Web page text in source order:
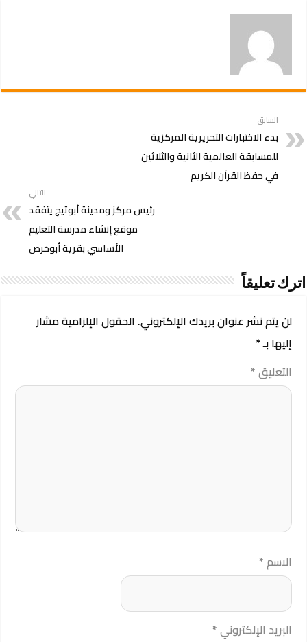
السابق
بدء الاختبارات التحريرية المركزية
للمسابقة العالمية الثانية والثلاثين
في حفظ القرآن الكريم
التالي
رئيس مركز ومدينة أبوتيج يتفقد
موقع إنشاء مدرسة التعليم
الأساسي بقرية أبوخرص
اترك تعليقاً
لن يتم نشر عنوان بريدك الإلكتروني. الحقول الإلزامية مشار
إليها بـ*
التعليق*
الاسم*
البريد الإلكتروني*